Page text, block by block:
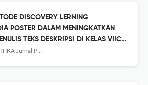
DISCOVERY LERNING
POSTER DALAM MENINGKATKAN
TEKS DESKRIPSI DI KELAS VIIC
Pendidikan Bahasa dan Sastra Indonesia